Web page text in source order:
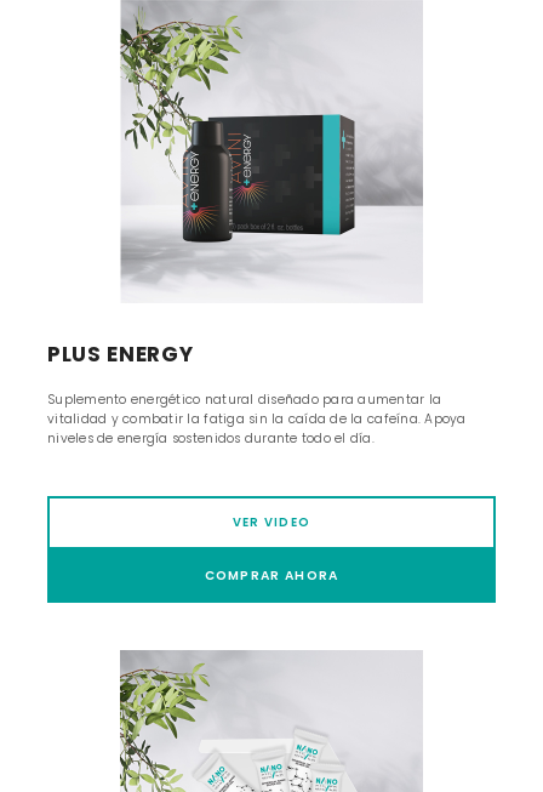
PLUS ENERGY
Suplemento energético natural diseñado para aumentar la
vitalidad y combatir la fatiga sin la caída de la cafeína. Apoya
niveles de energía sostenidos durante todo el día.
VER VIDEO
COMPRAR AHORA